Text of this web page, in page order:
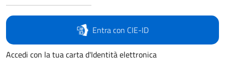
Entra con CIE-ID
Accedi con la tua carta d'Identità elettronica